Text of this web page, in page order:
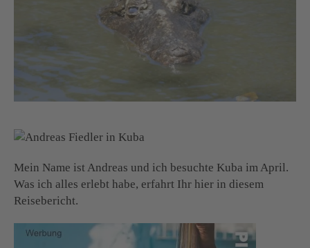
Mein Name ist Andreas und ich besuchte Kuba im April.
Was ich alles erlebt habe, erfahrt Ihr hier in diesem
Reisebericht.